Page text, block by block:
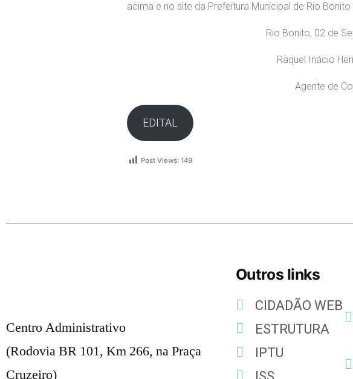
acima e no site da Prefeitura Municipal de Rio Bonito
Rio Bonito, 02 de
Raquel Inácio
Agente de
EDITAL
Post Views: 149
Centro Administrativo
(Rodovia BR 101, Km 266, na Praça
Cruzeiro)
Outros links
CIDADÃO WEB
ESTRUTURA
IPTU